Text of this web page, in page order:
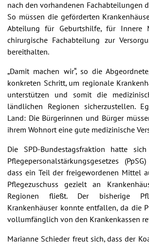
nach den vorhandenen Fachabteilungen
So müssen die geförderten
Abteilung für Geburtshilfe, für Innere
chirurgische Fachabteilung zur
bereithalten.
„Damit machen wir“, so die
konkreten Schritt, um regionale
unterstützen und somit die
ländlichen Regionen sicherzustellen.
Land: Die Bürgerinnen und Bürger
ihrem Wohnort eine gute medizinische
Die SPD-Bundestagsfraktion hatte
Pflegepersonalstärkungsgesetzes
dass ein Teil der freigewordenen Mittel
Pflegezuschuss gezielt an
Regionen fließt. Der bisherige
Krankenhäuser konnte entfallen, da die
vollumfänglich von den Krankenkassen
Marianne Schieder freut sich, dass der